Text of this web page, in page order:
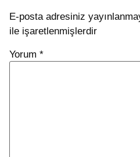
E-posta adresiniz
ile işaretlenmişlerdir
Yorum *